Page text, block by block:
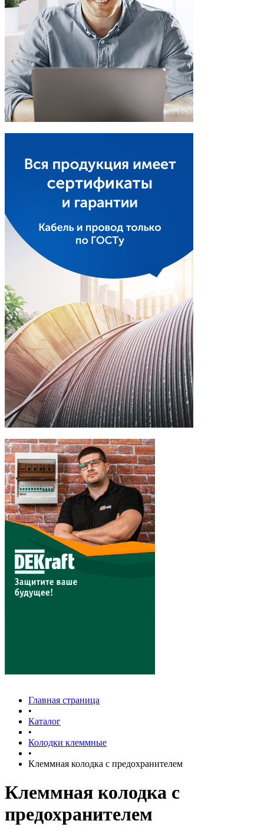
Главная страница
•
Каталог
•
Колодки клеммные
•
Клеммная колодка с предохранителем
Клеммная колодка с
предохранителем